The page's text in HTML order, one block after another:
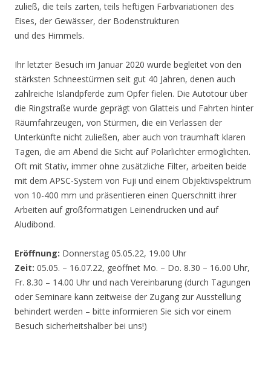
zuließ, die teils zarten, teils heftigen Farbvariationen des
Eises, der Gewässer, der Bodenstrukturen
und des Himmels.
Ihr letzter Besuch im Januar 2020 wurde begleitet von den
stärksten Schneestürmen seit gut 40 Jahren, denen auch
zahlreiche Islandpferde zum Opfer fielen. Die Autotour über
die Ringstraße wurde geprägt von Glatteis und Fahrten hinter
Räumfahrzeugen, von Stürmen, die ein Verlassen der
Unterkünfte nicht zuließen, aber auch von traumhaft klaren
Tagen, die am Abend die Sicht auf Polarlichter ermöglichten.
Oft mit Stativ, immer ohne zusätzliche Filter, arbeiten beide
mit dem APSC-System von Fuji und einem Objektivspektrum
von 10-400 mm und präsentieren einen Querschnitt ihrer
Arbeiten auf großformatigen Leinendrucken und auf
Aludibond.
Eröffnung: Donnerstag 05.05.22, 19.00 Uhr
Zeit: 05.05. – 16.07.22, geöffnet Mo. – Do. 8.30 – 16.00 Uhr,
Fr. 8.30 – 14.00 Uhr und nach Vereinbarung (durch Tagungen
oder Seminare kann zeitweise der Zugang zur Ausstellung
behindert werden – bitte informieren Sie sich vor einem
Besuch sicherheitshalber bei uns!)